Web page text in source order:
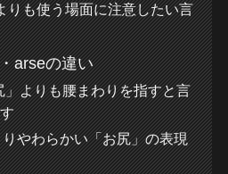
りも使う場面に注意したい言
arseの違い
」よりも腰まわりを指すと言
やわらかい「お尻」の表現